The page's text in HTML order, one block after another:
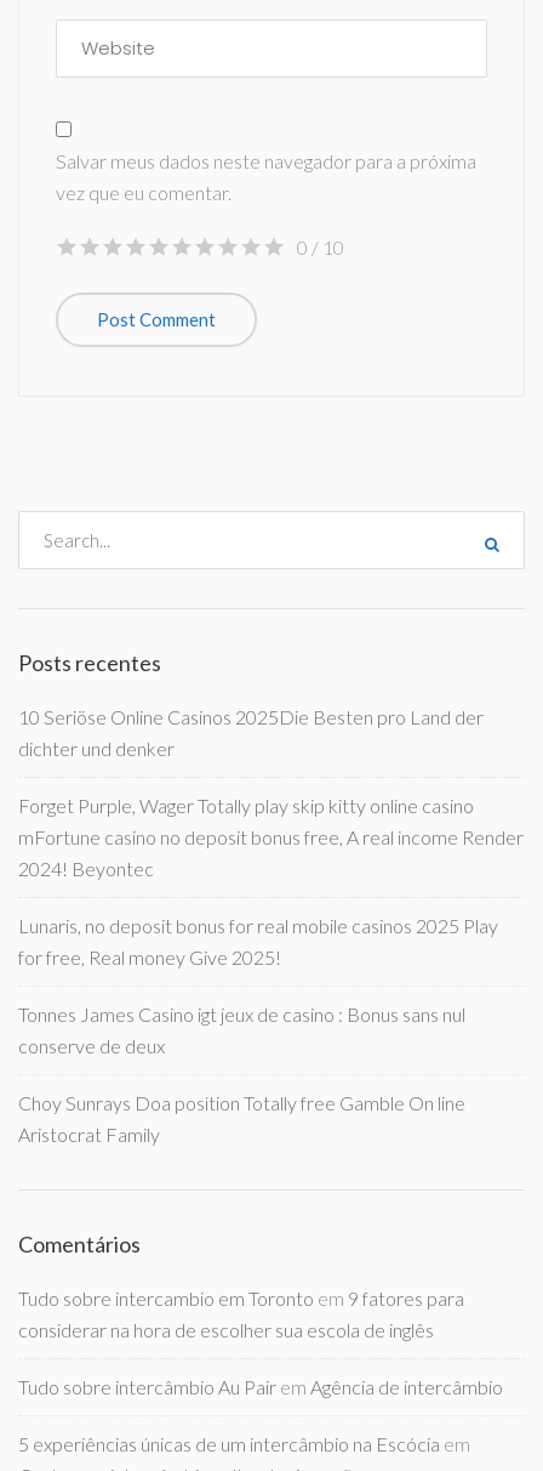
Salvar meus dados neste navegador para a próxima
vez que eu comentar.
0 / 10
Posts recentes
10 Seriöse Online Casinos 2025Die Besten pro Land der
dichter und denker
Forget Purple, Wager Totally play skip kitty online casino
mFortune casino no deposit bonus free, A real income Render
2024! Beyontec
Lunaris, no deposit bonus for real mobile casinos 2025 Play
for free, Real money Give 2025!
Tonnes James Casino igt jeux de casino : Bonus sans nul
conserve de deux
Choy Sunrays Doa position Totally free Gamble On line
Aristocrat Family
Comentários
Tudo sobre intercambio em Toronto em 9 fatores para
considerar na hora de escolher sua escola de inglês
Tudo sobre intercâmbio Au Pair em Agência de intercâmbio
5 experiências únicas de um intercâmbio na Escócia em